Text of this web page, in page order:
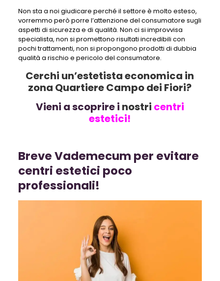
Non sta a noi giudicare perché il settore è molto esteso,
vorremmo però porre l’attenzione del consumatore sugli
aspetti di sicurezza e di qualità. Non ci si improvvisa
specialista, non si promettono risultati incredibili con
pochi trattamenti, non si propongono prodotti di dubbia
qualità a rischio e pericolo del consumatore.
Cerchi un’estetista economica in
zona Quartiere Campo dei Fiori?
Vieni a scoprire i nostri centri
estetici!
Breve Vademecum per evitare
centri estetici poco
professionali!